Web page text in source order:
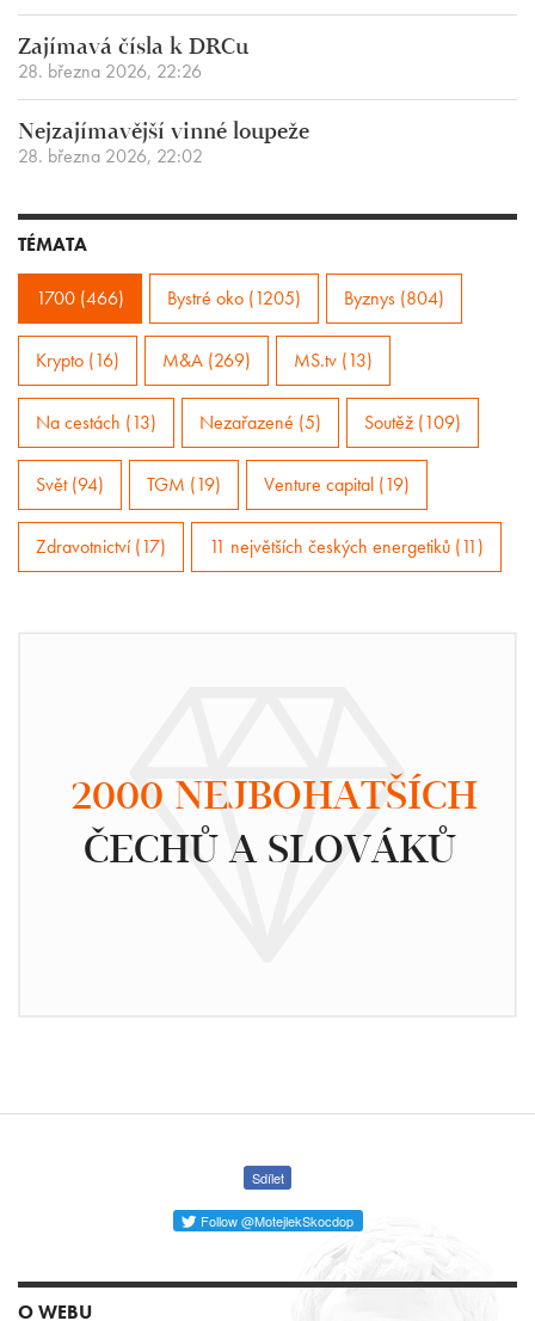
Zajímavá čísla k DRCu
28. března 2026, 22:26
Nejzajímavější vinné loupeže
28. března 2026, 22:02
TÉMATA
1700 (466) Bystré oko (1205) Byznys (804)
Krypto (16) M&A (269) MS.tv (13)
Na cestách (13) Nezařazené (5) Soutěž (109)
Svět (94) TGM (19) Venture capital (19)
Zdravotnictví (17) 11 největších českých energetiků (11)
2000 NEJBOHATŠÍCH
ČECHŮ A SLOVÁKŮ
Sdílet
Follow @MotejlekSkocdop
O WEBU